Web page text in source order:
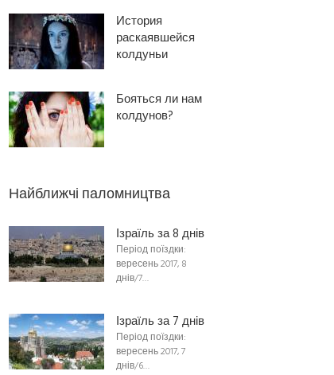
История
раскаявшейся
колдуньи
Бояться ли нам
колдунов?
Найближчі паломництва
Ізраїль за 8 днів
Період поїздки:
вересень 2017, 8
днів/7…
Ізраїль за 7 днів
Період поїздки:
вересень 2017, 7
днів/6…